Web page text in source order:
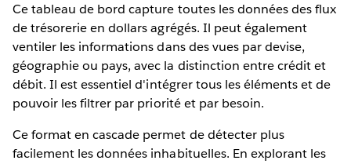
Ce tableau de bord capture toutes les données des flux
de trésorerie en dollars agrégés. Il peut également
ventiler les informations dans des vues par devise,
géographie ou pays, avec la distinction entre crédit et
débit. Il est essentiel d'intégrer tous les éléments et de
pouvoir les filtrer par priorité et par besoin.
Ce format en cascade permet de détecter plus
facilement les données inhabituelles. En explorant les